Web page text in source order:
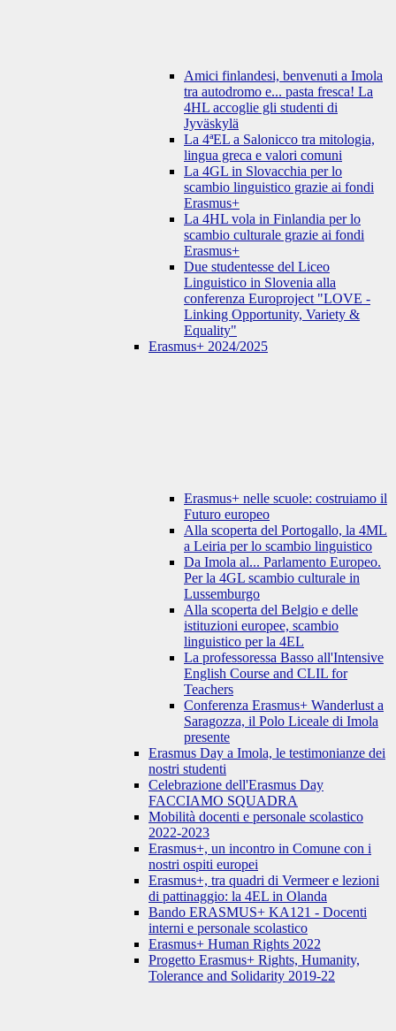
Amici finlandesi, benvenuti a Imola
tra autodromo e... pasta fresca! La
4HL accoglie gli studenti di
Jyväskylä
La 4ªEL a Salonicco tra mitologia,
lingua greca e valori comuni
La 4GL in Slovacchia per lo
scambio linguistico grazie ai fondi
Erasmus+
La 4HL vola in Finlandia per lo
scambio culturale grazie ai fondi
Erasmus+
Due studentesse del Liceo
Linguistico in Slovenia alla
conferenza Europroject "LOVE -
Linking Opportunity, Variety &
Equality"
Erasmus+ 2024/2025
Erasmus+ nelle scuole: costruiamo il
Futuro europeo
Alla scoperta del Portogallo, la 4ML
a Leiria per lo scambio linguistico
Da Imola al... Parlamento Europeo.
Per la 4GL scambio culturale in
Lussemburgo
Alla scoperta del Belgio e delle
istituzioni europee, scambio
linguistico per la 4EL
La professoressa Basso all'Intensive
English Course and CLIL for
Teachers
Conferenza Erasmus+ Wanderlust a
Saragozza, il Polo Liceale di Imola
presente
Erasmus Day a Imola, le testimonianze dei
nostri studenti
Celebrazione dell'Erasmus Day
FACCIAMO SQUADRA
Mobilità docenti e personale scolastico
2022-2023
Erasmus+, un incontro in Comune con i
nostri ospiti europei
Erasmus+, tra quadri di Vermeer e lezioni
di pattinaggio: la 4EL in Olanda
Bando ERASMUS+ KA121 - Docenti
interni e personale scolastico
Erasmus+ Human Rights 2022
Progetto Erasmus+ Rights, Humanity,
Tolerance and Solidarity 2019-22